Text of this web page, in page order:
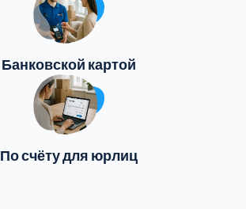
Банковской картой
По счёту для юрлиц